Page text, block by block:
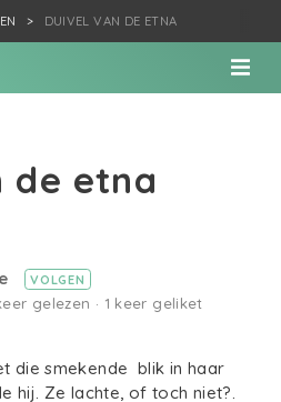
DUIVEL VAN DE ETNA
de etna
VOLGEN
gelezen · 1 keer geliket
die smekende blik in haar
hij. Ze lachte, of toch niet?.